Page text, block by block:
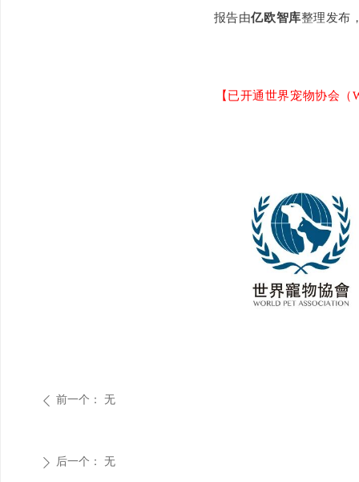
报告由亿欧智库整理发布
【已开通世界宠物协会
ꄴ 前一个： 无
ꄲ 后一个： 无